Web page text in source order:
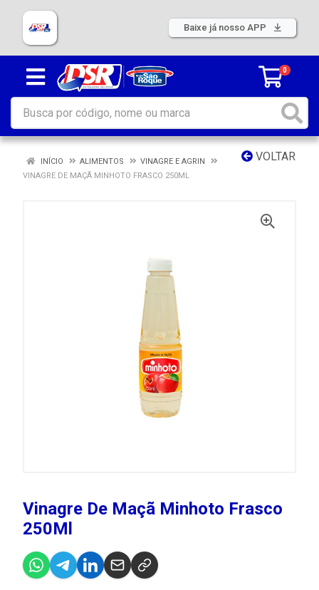
Baixe já nosso APP
0
VOLTAR
INÍCIO ALIMENTOS
VINAGRE E AGRIN
VINAGRE DE MAÇÃ MINHOTO FRASCO 250ML
Vinagre De Maçã Minhoto Frasco
250Ml